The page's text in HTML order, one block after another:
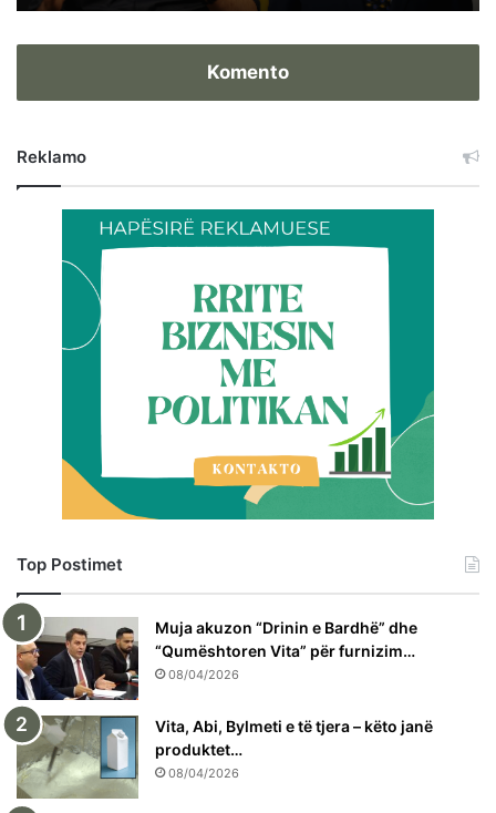
Komento
Reklamo
Top Postimet
Muja akuzon “Drinin e Bardhë” dhe
“Qumështoren Vita” për furnizim…
08/04/2026
Vita, Abi, Bylmeti e të tjera – këto janë
produktet…
08/04/2026